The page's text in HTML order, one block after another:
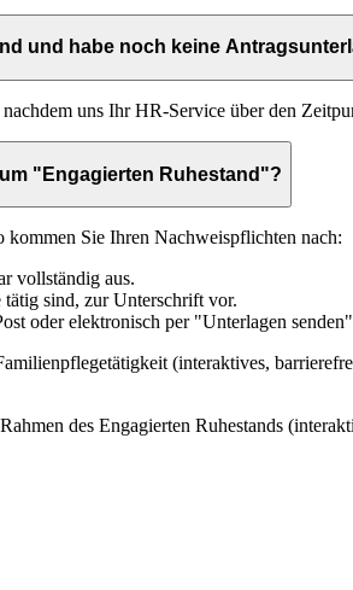
und habe noch keine
uns Ihr HR-Service über den
"Engagierten Ruhestand"?
kommen Sie Ihren Nachweispflichten nach:
vollständig aus.
tätig sind, zur Unterschrift vor.
oder elektronisch per "Unterlagen senden
(interaktives,
des Engagierten Ruhestands